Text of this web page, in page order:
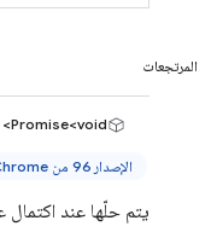
المرتجعات
Promise<void>
الإصدار 96 من Chrome والإصدارات الأحدث
يتم حلّها عند اكتمال